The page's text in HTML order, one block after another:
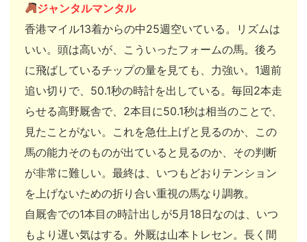
ジャンタルマンタル
香港マイル13着からの中25週空いている。リズムは
いい。頭は高いが、こういったフォームの馬。後ろ
に飛ばしているチップの量を見ても、力強い。1週前
追い切りで、50.1秒の時計を出している。毎回2本走
らせる高野厩舎で、2本目に50.1秒は相当のことで、
見たことがない。これを急仕上げと見るのか、この
馬の能力そのものが出ていると見るのか、その判断
が非常に難しい。最終は、いつもどおりテンション
を上げないための折り合い重視の馬なり調教。
自厩舎での1本目の時計出しが5月18日なのは、いつ
もより遅い気はする。外厩は山本トレセン。長く間